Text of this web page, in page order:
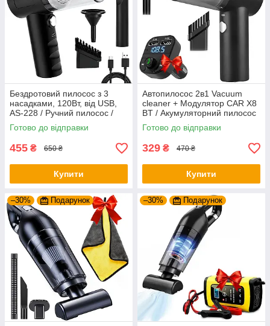
Бездротовий пилосос з 3
насадками, 120Вт, від USB,
AS-228 / Ручний пилосос /
Акумуляторний пилосос /
Автомобільний пилосос
Готово до відправки
455 ₴ 650 ₴
Купити
Автопилосос 2в1 Vacuum
cleaner + Модулятор CAR X8
BT / Акумуляторний пилосос
для машини з насадками
Готово до відправки
329 ₴ 470 ₴
Купити
–30% Подарунок –30% Подарунок